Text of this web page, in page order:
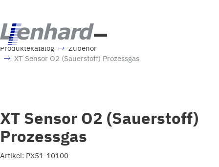
Produktekatalog
Zubehör
XT Sensor O2 (Sauerstoff) Prozessgas
XT Sensor O2 (Sauerstoff)
Prozessgas
Artikel: PX51-10100